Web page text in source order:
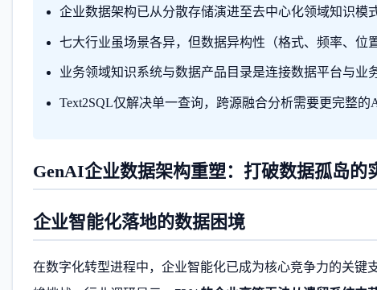
企业数据架构已从分散存储演进至去中心化领域知识模
七大行业虽场景各异，但数据异构性（格式、频率、位
业务领域知识系统与数据产品目录是连接数据平台与业
Text2SQL仅解决单一查询，跨源融合分析需要更完整的
GenAI企业数据架构重塑：打破数据孤岛的
企业智能化落地的数据困境
在数字化转型进程中，企业智能化已成为核心竞争力的关